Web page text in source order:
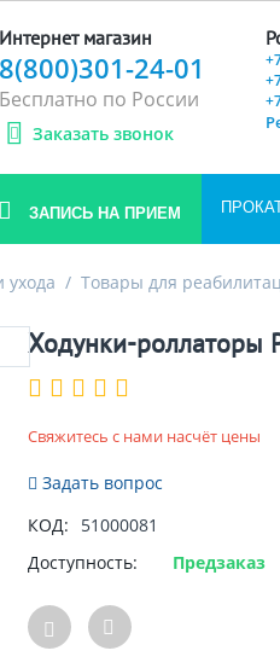
Интернет магазин
8(800)301-24-01
Бесплатно по России
Заказать звонок
ЗАПИСЬ НА ПРИЕМ
ухода / Товары для
Ходунки-роллаторы
Свяжитесь с нами насчёт цены
Задать вопрос
КОД:
51000081
Доступность:
Предзаказ